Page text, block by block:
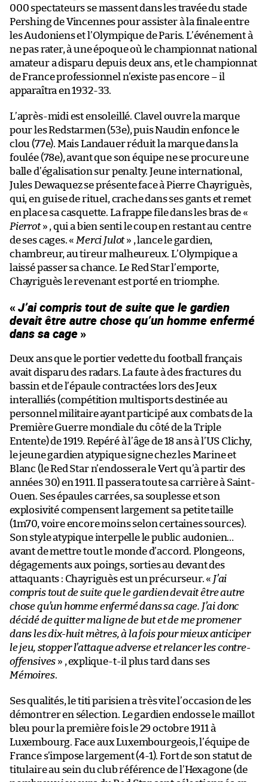
000 spectateurs se massent dans les travée du stade
Pershing de Vincennes pour assister à la finale entre
les Audoniens et l’Olympique de Paris. L’événement à
ne pas rater, à une époque où le championnat national
amateur a disparu depuis deux ans, et le championnat
de France professionnel n’existe pas encore – il
apparaîtra en 1932-33.
L’après-midi est ensoleillé. Clavel ouvre la marque
pour les Redstarmen (53e), puis Naudin enfonce le
clou (77e). Mais Landauer réduit la marque dans la
foulée (78e), avant que son équipe ne se procure une
balle d’égalisation sur penalty. Jeune international,
Jules Dewaquez se présente face à Pierre Chayriguès,
qui, en guise de rituel, crache dans ses gants et remet
en place sa casquette. La frappe file dans les bras de «
Pierrot» , qui a bien senti le coup en restant au centre
de ses cages. « Merci Julot» , lance le gardien,
chambreur, au tireur malheureux. L’Olympique a
laissé passer sa chance. Le Red Star l’emporte,
Chayriguès le revenant est porté en triomphe.
«J’ai compris tout de suite que le gardien
devait être autre chose qu’un homme enfermé
dans sa cage»
Deux ans que le portier vedette du football français
avait disparu des radars. La faute à des fractures du
bassin et de l’épaule contractées lors des Jeux
interalliés (compétition multisports destinée au
personnel militaire ayant participé aux combats de la
Première Guerre mondiale du côté de la Triple
Entente) de 1919. Repéré à l’âge de 18 ans à l’US Clichy,
le jeune gardien atypique signe chez les Marine et
Blanc (le Red Star n’endossera le Vert qu’à partir des
années 30) en 1911. Il passera toute sa carrière à Saint-
Ouen. Ses épaules carrées, sa souplesse et son
explosivité compensent largement sa petite taille
(1m70, voire encore moins selon certaines sources).
Son style atypique interpelle le public audonien…
avant de mettre tout le monde d’accord. Plongeons,
dégagements aux poings, sorties au devant des
attaquants : Chayriguès est un précurseur. « J’ai
compris tout de suite que le gardien devait être autre
chose qu’un homme enfermé dans sa cage. J’ai donc
décidé de quitter ma ligne de but et de me promener
dans les dix-huit mètres, à la fois pour mieux anticiper
le jeu, stopper l’attaque adverse et relancer les contre-
offensives » , explique-t-il plus tard dans ses
Mémoires.
Ses qualités, le titi parisien a très vite l’occasion de les
démontrer en sélection. Le gardien endosse le maillot
bleu pour la première fois le 29 octobre 1911 à
Luxembourg. Face aux Luxembourgeois, l’équipe de
France s’impose largement (4-1). Fort de son statut de
titulaire au sein du club référence de l’Hexagone (de